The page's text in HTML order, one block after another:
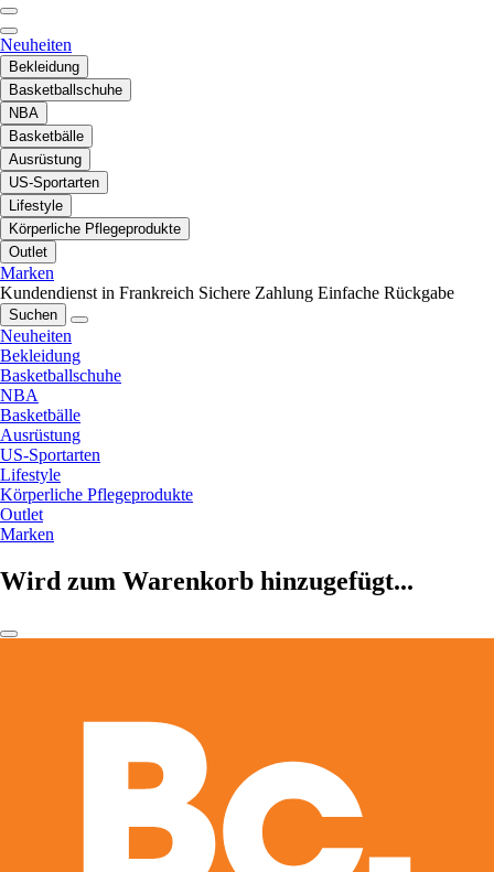
Neuheiten
Bekleidung
Basketballschuhe
NBA
Basketbälle
Ausrüstung
US-Sportarten
Lifestyle
Körperliche Pflegeprodukte
Outlet
Marken
Kundendienst in Frankreich Sichere Zahlung Einfache Rückgabe
Suchen
Neuheiten
Bekleidung
Basketballschuhe
NBA
Basketbälle
Ausrüstung
US-Sportarten
Lifestyle
Körperliche Pflegeprodukte
Outlet
Marken
Wird zum Warenkorb hinzugefügt...